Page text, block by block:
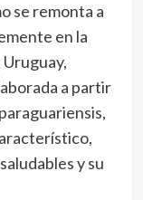
se remonta a
en la
a partir
y su